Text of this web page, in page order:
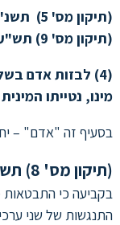
(תיקון מס' 9) תש"ע-2009
(4) לבזות אדם
מינו, נטייתו
בסעיף זה "אדם" –
(תיקון מס' 8) תשס"ח-2007
בקביעה כי התבטאות
התנגשות של שני